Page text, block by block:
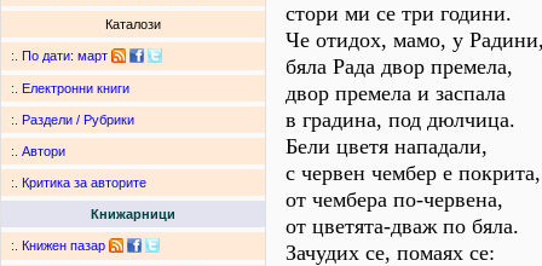
Каталози
:. По дати: март
:. Електронни книги
:. Раздели / Рубрики
:. Автори
:. Критика за авторите
Книжарници
:. Книжен пазар
стори ми се три години.
Че отидох, мамо, у
бяла Рада двор премела,
двор премела и заспала
в градина, под дюлчица.
Бели цветя нападали,
с червен чембер е покрита,
от чембера по-червена,
от цветята-дваж по бяла.
Зачудих се, помаях се: